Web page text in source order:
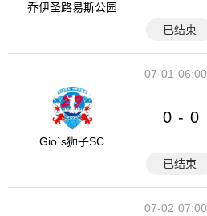
乔伊圣路易斯公园
已结束
06:00
07-01
Gio`s狮子SC
0 - 0
已结束
07:00
07-02